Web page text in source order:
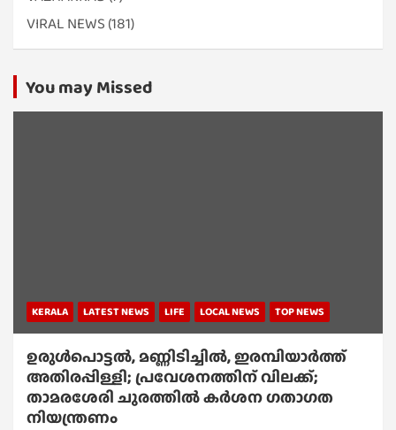
VIRAL NEWS (181)
You may Missed
KERALA LATEST NEWS LIFE LOCAL NEWS TOP NEWS
ഉരുൾപൊട്ടൽ, മണ്ണിടിച്ചിൽ, ഇരമ്പിയാര്‍ത്ത്
അതിരപ്പിള്ളി; പ്രവേശനത്തിന് വിലക്ക്;
താമരശേരി ചുരത്തില്‍ കര്‍ശന ഗതാഗത
നിയന്ത്രണം